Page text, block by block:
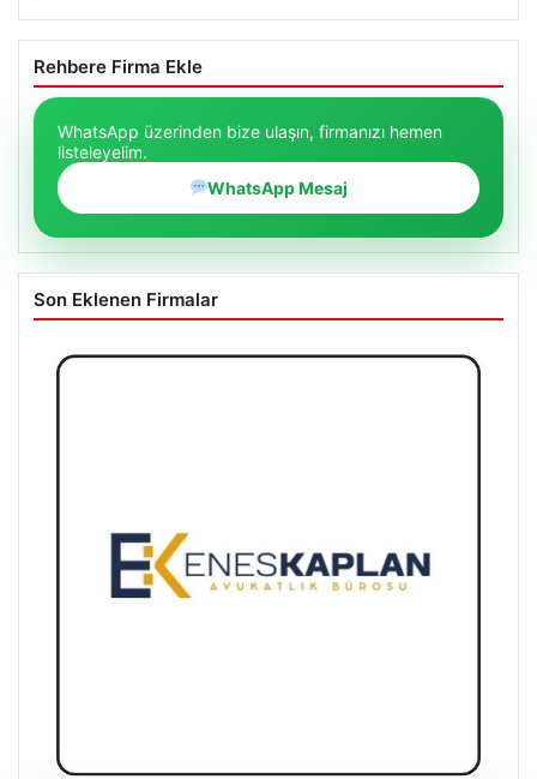
Rehbere Firma Ekle
WhatsApp üzerinden bize ulaşın, firmanızı hemen
listeleyelim.
WhatsApp Mesaj
Son Eklenen Firmalar